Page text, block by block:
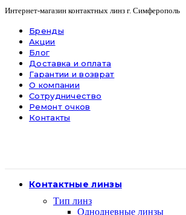
Интернет-магазин контактных линз г. Симферополь
Бренды
Акции
Блог
Доставка и оплата
Гарантии и возврат
О компании
Сотрудничество
Ремонт очков
Контакты
Контактные линзы
Тип линз
Однодневные линзы